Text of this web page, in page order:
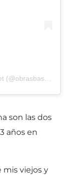
Una publicación compartida de Obras Basket (@obrasbasket)
son las dos
años en
mis viejos y